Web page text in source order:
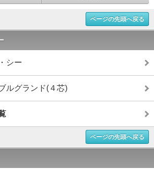
ページの先頭へ戻る
シー
ルグランド(４芯)
ページの先頭へ戻る